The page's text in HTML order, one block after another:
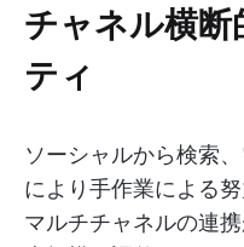
チャネル横断
ティ
ソーシャルから検索
により手作業による
マルチチャネルの連